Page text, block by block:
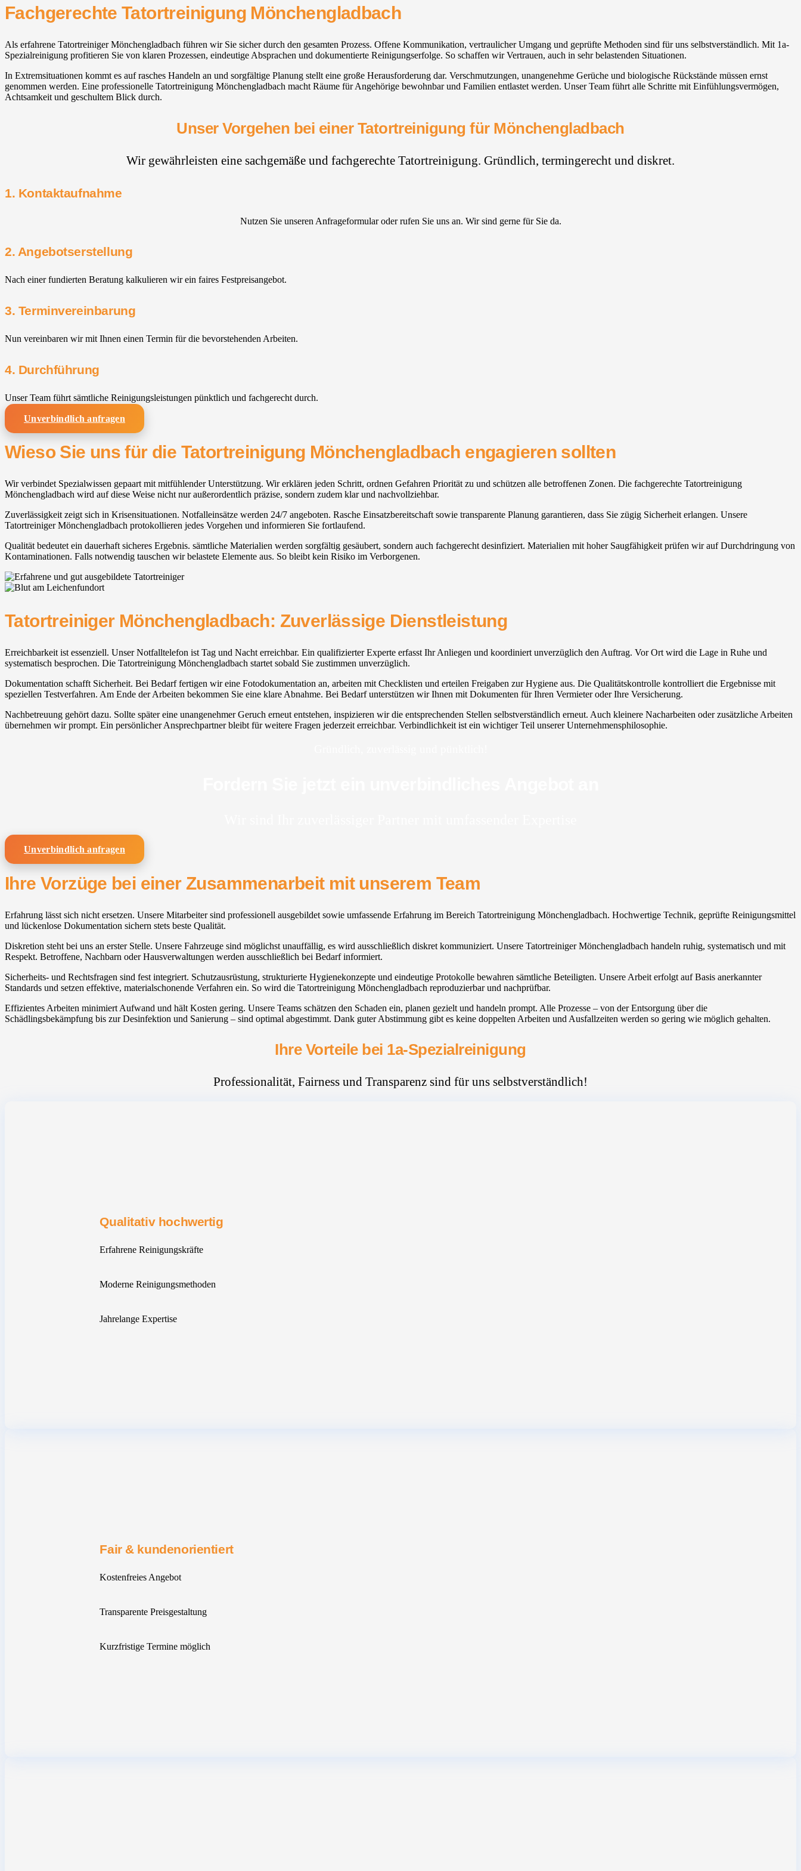
Fachgerechte Tatortreinigung Mönchengladbach
Als erfahrene Tatortreiniger Mönchengladbach führen wir Sie sicher durch den gesamten Prozess. Offene Kommunikation, vertraulicher Umgang und geprüfte Methoden sind für uns selbstverständlich. Mit 1a-
Spezialreinigung profitieren Sie von klaren Prozessen, eindeutige Absprachen und dokumentierte Reinigungserfolge. So schaffen wir Vertrauen, auch in sehr belastenden Situationen.
In Extremsituationen kommt es auf rasches Handeln an und sorgfältige Planung stellt eine große Herausforderung dar. Verschmutzungen, unangenehme Gerüche und biologische Rückstände müssen ernst
genommen werden. Eine professionelle Tatortreinigung Mönchengladbach macht Räume für Angehörige bewohnbar und Familien entlastet werden. Unser Team führt alle Schritte mit Einfühlungsvermögen,
Achtsamkeit und geschultem Blick durch.
Unser Vorgehen bei einer Tatortreinigung für Mönchengladbach
Wir gewährleisten eine sachgemäße und fachgerechte Tatortreinigung. Gründlich, termingerecht und diskret.
1. Kontaktaufnahme
Nutzen Sie unseren Anfrageformular oder rufen Sie uns an. Wir sind gerne für Sie da.
2. Angebotserstellung
Nach einer fundierten Beratung kalkulieren wir ein faires Festpreisangebot.
3. Terminvereinbarung
Nun vereinbaren wir mit Ihnen einen Termin für die bevorstehenden Arbeiten.
4. Durchführung
Unser Team führt sämtliche Reinigungsleistungen pünktlich und fachgerecht durch.
Unverbindlich anfragen
Wieso Sie uns für die Tatortreinigung Mönchengladbach engagieren sollten
Wir verbindet Spezialwissen gepaart mit mitfühlender Unterstützung. Wir erklären jeden Schritt, ordnen Gefahren Priorität zu und schützen alle betroffenen Zonen. Die fachgerechte Tatortreinigung
Mönchengladbach wird auf diese Weise nicht nur außerordentlich präzise, sondern zudem klar und nachvollziehbar.
Zuverlässigkeit zeigt sich in Krisensituationen. Notfalleinsätze werden 24/7 angeboten. Rasche Einsatzbereitschaft sowie transparente Planung garantieren, dass Sie zügig Sicherheit erlangen. Unsere
Tatortreiniger Mönchengladbach protokollieren jedes Vorgehen und informieren Sie fortlaufend.
Qualität bedeutet ein dauerhaft sicheres Ergebnis. sämtliche Materialien werden sorgfältig gesäubert, sondern auch fachgerecht desinfiziert. Materialien mit hoher Saugfähigkeit prüfen wir auf Durchdringung von
Kontaminationen. Falls notwendig tauschen wir belastete Elemente aus. So bleibt kein Risiko im Verborgenen.
Tatortreiniger Mönchengladbach: Zuverlässige Dienstleistung
Erreichbarkeit ist essenziell. Unser Notfalltelefon ist Tag und Nacht erreichbar. Ein qualifizierter Experte erfasst Ihr Anliegen und koordiniert unverzüglich den Auftrag. Vor Ort wird die Lage in Ruhe und
systematisch besprochen. Die Tatortreinigung Mönchengladbach startet sobald Sie zustimmen unverzüglich.
Dokumentation schafft Sicherheit. Bei Bedarf fertigen wir eine Fotodokumentation an, arbeiten mit Checklisten und erteilen Freigaben zur Hygiene aus. Die Qualitätskontrolle kontrolliert die Ergebnisse mit
speziellen Testverfahren. Am Ende der Arbeiten bekommen Sie eine klare Abnahme. Bei Bedarf unterstützen wir Ihnen mit Dokumenten für Ihren Vermieter oder Ihre Versicherung.
Nachbetreuung gehört dazu. Sollte später eine unangenehmer Geruch erneut entstehen, inspizieren wir die entsprechenden Stellen selbstverständlich erneut. Auch kleinere Nacharbeiten oder zusätzliche Arbeiten
übernehmen wir prompt. Ein persönlicher Ansprechpartner bleibt für weitere Fragen jederzeit erreichbar. Verbindlichkeit ist ein wichtiger Teil unserer Unternehmensphilosophie.
Unverbindlich anfragen
Ihre Vorzüge bei einer Zusammenarbeit mit unserem Team
Erfahrung lässt sich nicht ersetzen. Unsere Mitarbeiter sind professionell ausgebildet sowie umfassende Erfahrung im Bereich Tatortreinigung Mönchengladbach. Hochwertige Technik, geprüfte Reinigungsmittel
und lückenlose Dokumentation sichern stets beste Qualität.
Diskretion steht bei uns an erster Stelle. Unsere Fahrzeuge sind möglichst unauffällig, es wird ausschließlich diskret kommuniziert. Unsere Tatortreiniger Mönchengladbach handeln ruhig, systematisch und mit
Respekt. Betroffene, Nachbarn oder Hausverwaltungen werden ausschließlich bei Bedarf informiert.
Sicherheits- und Rechtsfragen sind fest integriert. Schutzausrüstung, strukturierte Hygienekonzepte und eindeutige Protokolle bewahren sämtliche Beteiligten. Unsere Arbeit erfolgt auf Basis anerkannter
Standards und setzen effektive, materialschonende Verfahren ein. So wird die Tatortreinigung Mönchengladbach reproduzierbar und nachprüfbar.
Effizientes Arbeiten minimiert Aufwand und hält Kosten gering. Unsere Teams schätzen den Schaden ein, planen gezielt und handeln prompt. Alle Prozesse – von der Entsorgung über die
Schädlingsbekämpfung bis zur Desinfektion und Sanierung – sind optimal abgestimmt. Dank guter Abstimmung gibt es keine doppelten Arbeiten und Ausfallzeiten werden so gering wie möglich gehalten.
Ihre Vorteile bei 1a-Spezialreinigung
Professionalität, Fairness und Transparenz sind für uns selbstverständlich!
Qualitativ hochwertig
Erfahrene Reinigungskräfte
Moderne Reinigungsmethoden
Jahrelange Expertise
Fair & kundenorientiert
Kostenfreies Angebot
Transparente Preisgestaltung
Kurzfristige Termine möglich